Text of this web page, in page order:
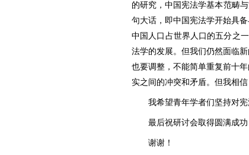
的研究，中国宪法学基本范畴
句大话，即中国宪法学开始具
中国人口占世界人口的五分之
法学的发展。但我们仍然面临
也要调整，不能简单重复前十
实之间的冲突和矛盾。但我相
我希望青年学者们坚持对
最后祝研讨会取得圆满成
谢谢！